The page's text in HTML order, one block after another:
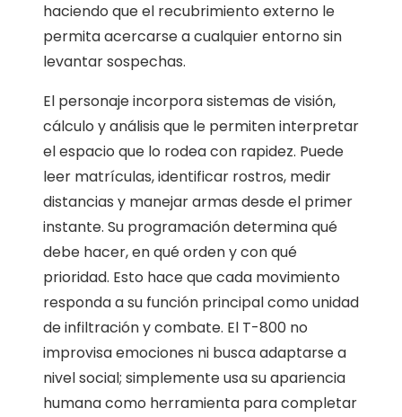
haciendo que el recubrimiento externo le
permita acercarse a cualquier entorno sin
levantar sospechas.
El personaje incorpora sistemas de visión,
cálculo y análisis que le permiten interpretar
el espacio que lo rodea con rapidez. Puede
leer matrículas, identificar rostros, medir
distancias y manejar armas desde el primer
instante. Su programación determina qué
debe hacer, en qué orden y con qué
prioridad. Esto hace que cada movimiento
responda a su función principal como unidad
de infiltración y combate. El T-800 no
improvisa emociones ni busca adaptarse a
nivel social; simplemente usa su apariencia
humana como herramienta para completar